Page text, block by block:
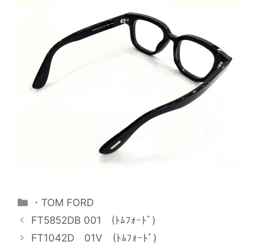
・TOM FORD
FT5852DB 001 (ﾄﾑﾌｫｰﾄﾞ)
FT1042D 01V (ﾄﾑﾌｫｰﾄﾞ)